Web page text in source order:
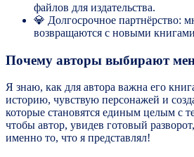
файлов для издательства.
💎 Долгосрочное партнёрство:
возвращаются с новыми
Почему авторы выбирают
Я знаю, как для автора важна его
историю, чувствую персонажей и
которые становятся единым целым с
чтобы автор, увидев готовый
именно то, что я представлял!